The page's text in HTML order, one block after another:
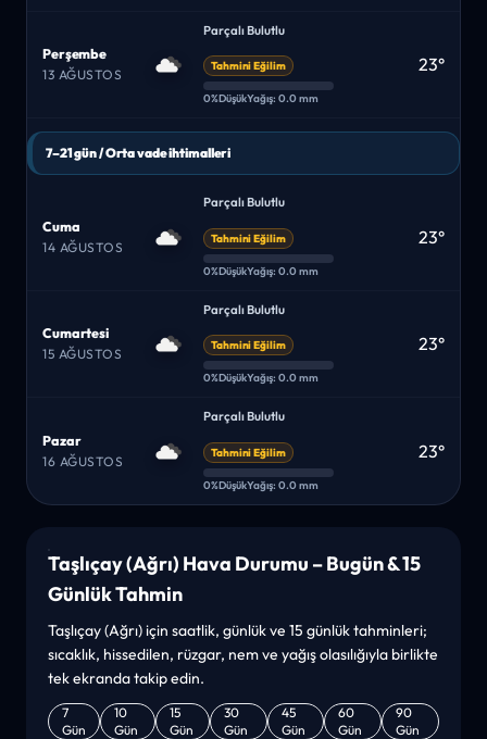
Perşembe
13 AĞUSTOS
Parçalı Bulutlu
Tahmini Eğilim
0%DüşükYağış: 0.0 mm
23°
7–21 gün / Orta vade ihtimalleri
Cuma
14 AĞUSTOS
Parçalı Bulutlu
Tahmini Eğilim
0%DüşükYağış: 0.0 mm
23°
Cumartesi
15 AĞUSTOS
Parçalı Bulutlu
Tahmini Eğilim
0%DüşükYağış: 0.0 mm
23°
Pazar
16 AĞUSTOS
Parçalı Bulutlu
Tahmini Eğilim
0%DüşükYağış: 0.0 mm
23°
Taşlıçay (Ağrı) Hava Durumu – Bugün & 15
Günlük Tahmin
Taşlıçay (Ağrı) için saatlik, günlük ve 15 günlük tahminleri;
sıcaklık, hissedilen, rüzgar, nem ve yağış olasılığıyla birlikte
tek ekranda takip edin.
7
Gün
10
Gün
15
Gün
30
Gün
45
Gün
60
Gün
90
Gün